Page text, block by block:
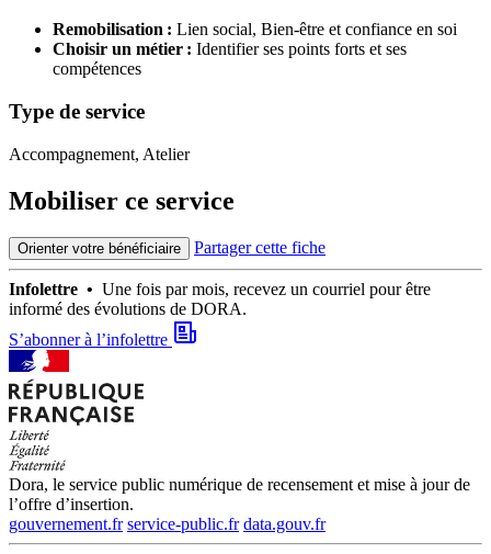
Remobilisation : Lien social, Bien-être et confiance en soi
Choisir un métier : Identifier ses points forts et ses
compétences
Type de service
Accompagnement, Atelier
Mobiliser ce service
Orienter votre bénéficiaire Partager cette fiche
Infolettre • Une fois par mois, recevez un courriel pour être
informé des évolutions de DORA.
S’abonner à l’infolettre
Dora, le service public numérique de recensement et mise à jour de
l’offre d’insertion.
gouvernement.fr service-public.fr data.gouv.fr